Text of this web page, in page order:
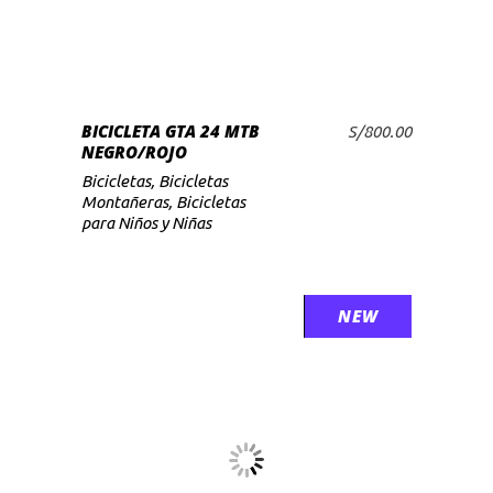
AÑADIR AL CARRITO
BICICLETA GTA 24 MTB
NEGRO/ROJO
S/800.00
Bicicletas, Bicicletas
Montañeras, Bicicletas
para Niños y Niñas
SALE
NEW